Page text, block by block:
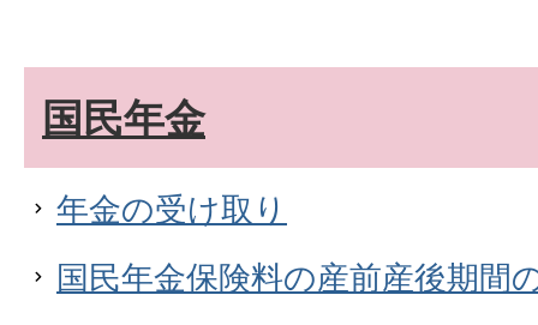
国民年金
年金の受け取り
国民年金保険料の産前産後期間